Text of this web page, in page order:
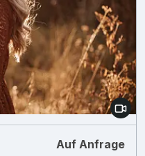
Auf Anfrage